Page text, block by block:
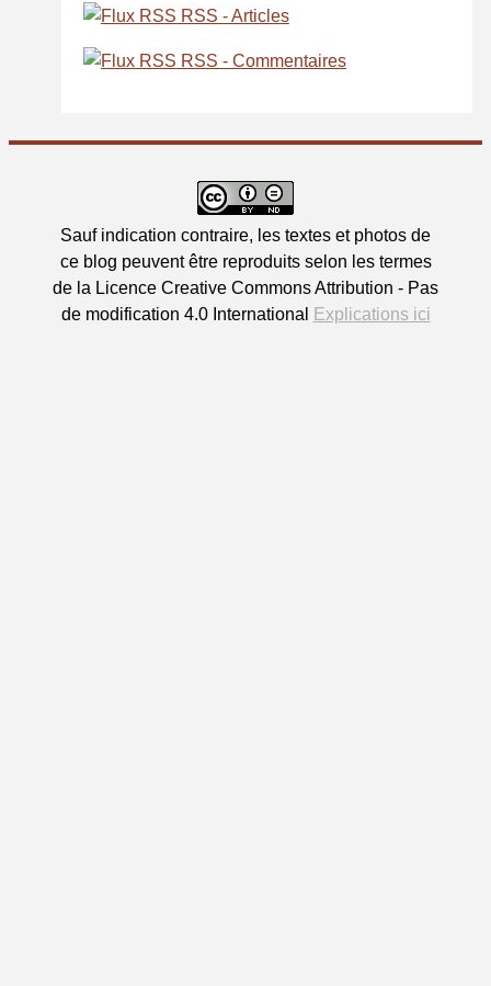
RSS - Articles
RSS - Commentaires
Sauf indication contraire, les textes et photos de
ce blog peuvent être reproduits selon les termes
de la Licence Creative Commons Attribution - Pas
de modification 4.0 International Explications ici